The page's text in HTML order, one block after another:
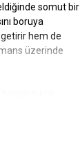
somut bir
boruya
hem de
üzerinde
sızıntıları